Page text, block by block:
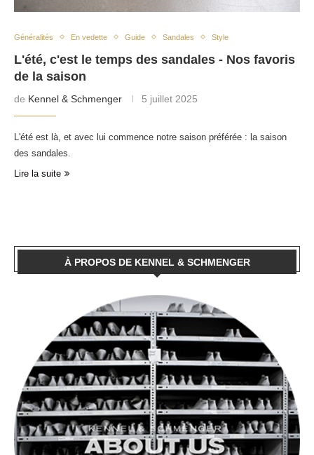
Généralités En vedette Guide Sandales Style
L'été, c'est le temps des sandales - Nos favoris
de la saison
de Kennel & Schmenger 5 juillet 2025
L'été est là, et avec lui commence notre saison préférée : la saison
des sandales.
Lire la suite
À PROPOS DE KENNEL & SCHMENGER